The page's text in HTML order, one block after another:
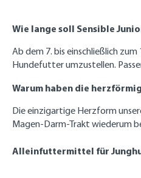
Wie lange soll Sensible
Ab dem 7. bis einschließlich
Hundefutter umzustellen.
Warum haben die
Die einzigartige Herzform
Magen-Darm-Trakt wiederum
Alleinfuttermittel für